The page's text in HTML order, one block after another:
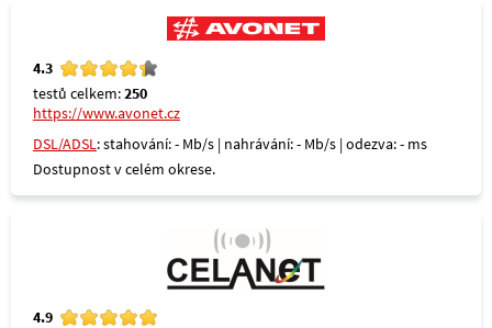
4.3
testů celkem:250
https://www.avonet.cz
DSL/ADSL: stahování: - Mb/s | nahrávání: - Mb/s | odezva: - ms
Dostupnost v celém okrese.
4.9